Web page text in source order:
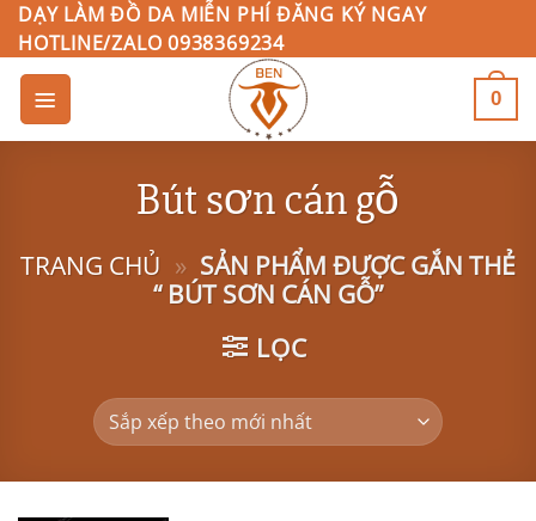
Bỏ
qua
nội
dung
DẠY LÀM ĐỒ DA MIỄN PHÍ ĐĂNG KÝ NGAY
HOTLINE/ZALO 0938369234
0
Bút sơn cán gỗ
TRANG CHỦ » SẢN PHẨM ĐƯỢC GẮN THẺ
“ BÚT SƠN CÁN GỖ”
LỌC